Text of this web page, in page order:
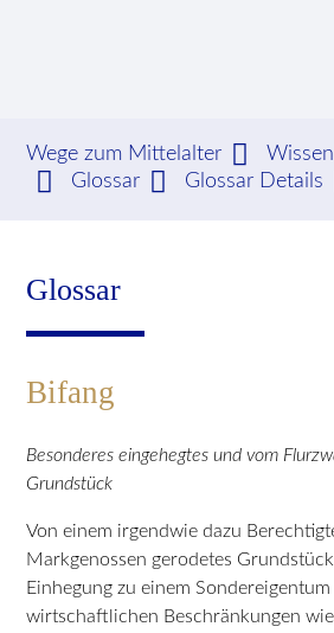
Suchbegriffe
Wege zum Mittelalter
Glossar
Glossar Details
Glossar
Bifang
Besonderes eingehegtes und vom
Grundstück
Von einem irgendwie dazu
Markgenossen gerodetes
Einhegung zu einem
wirtschaftlichen Beschränkungen